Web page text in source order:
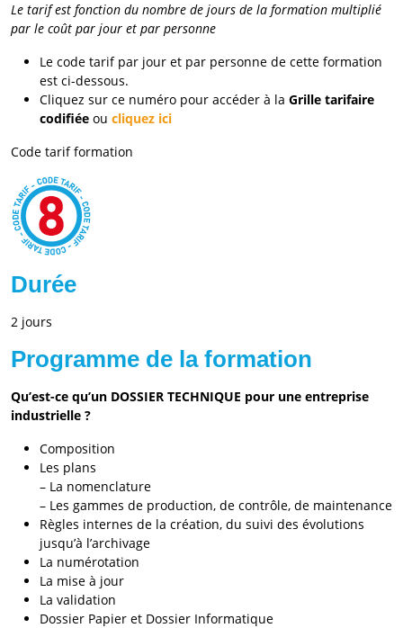
Le tarif est fonction du nombre de jours de la formation multiplié
par le coût par jour et par personne
Le code tarif par jour et par personne de cette formation
est ci-dessous.
Cliquez sur ce numéro pour accéder à la Grille tarifaire
codifiée ou cliquez ici
Code tarif formation
Durée
2 jours
Programme de la formation
Qu’est-ce qu’un DOSSIER TECHNIQUE pour une entreprise
industrielle ?
Composition
Les plans
– La nomenclature
– Les gammes de production, de contrôle, de maintenance
Règles internes de la création, du suivi des évolutions
jusqu’à l’archivage
La numérotation
La mise à jour
La validation
Dossier Papier et Dossier Informatique